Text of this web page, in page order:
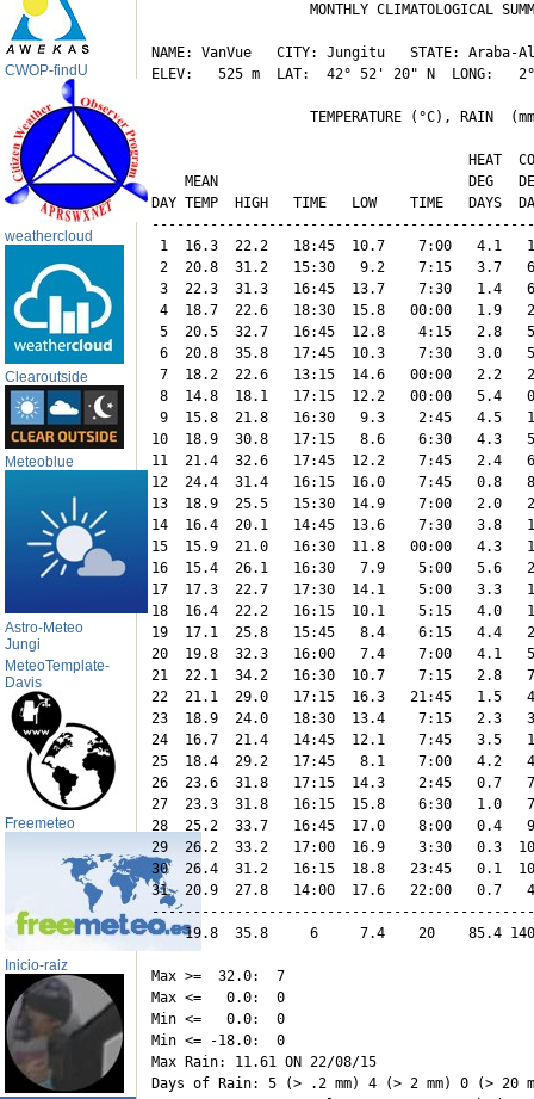
CWOP-findU
weathercloud
Clearoutside
Meteoblue
Astro-Meteo
Jungi
MeteoTemplate-
Davis
Freemeteo
Inicio-raiz
MONTHLY CLIMATOLOGICAL
NAME: VanVue   CITY: Jungitu   STATE: Araba-
ELEV:   525 m  LAT:  42° 52' 20" N  LONG:
TEMPERATURE (°C), RAIN
HEAT
MEAN                              DEG
DAY TEMP  HIGH   TIME   LOW    TIME   DAYS
1  16.3  22.2   18:45  10.7    7:00   4.1
2  20.8  31.2   15:30   9.2    7:15   3.7
3  22.3  31.3   16:45  13.7    7:30   1.4
4  18.7  22.6   18:30  15.8   00:00   1.9
5  20.5  32.7   16:45  12.8    4:15   2.8
6  20.8  35.8   17:45  10.3    7:30   3.0
7  18.2  22.6   13:15  14.6   00:00   2.2
8  14.8  18.1   17:15  12.2   00:00   5.4
9  15.8  21.8   16:30   9.3    2:45   4.5
10  18.9  30.8   17:15   8.6    6:30   4.3
11  21.4  32.6   17:45  12.2    7:45   2.4
12  24.4  31.4   16:15  16.0    7:45   0.8
13  18.9  25.5   15:30  14.9    7:00   2.0
14  16.4  20.1   14:45  13.6    7:30   3.8
15  15.9  21.0   16:30  11.8   00:00   4.3
16  15.4  26.1   16:30   7.9    5:00   5.6
17  17.3  22.7   17:30  14.1    5:00   3.3
18  16.4  22.2   16:15  10.1    5:15   4.0
19  17.1  25.8   15:45   8.4    6:15   4.4
20  19.8  32.3   16:00   7.4    7:00   4.1
21  22.1  34.2   16:30  10.7    7:15   2.8
22  21.1  29.0   17:15  16.3   21:45   1.5
23  18.9  24.0   18:30  13.4    7:15   2.3
24  16.7  21.4   14:45  12.1    7:45   3.5
25  18.4  29.2   17:45   8.1    7:00   4.2
26  23.6  31.8   17:15  14.3    2:45   0.7
27  23.3  31.8   16:15  15.8    6:30   1.0
28  25.2  33.7   16:45  17.0    8:00   0.4
29  26.2  33.2   17:00  16.9    3:30   0.3
30  26.4  31.2   16:15  18.8   23:45   0.1
31  20.9  27.8   14:00  17.6   22:00   0.7
19.8  35.8     6     7.4    20    85.4
Max >=  32.0:  7
Max <=   0.0:  0
Min <=   0.0:  0
Min <= -18.0:  0
Max Rain: 11.61 ON 22/08/15
Days of Rain: 5 (> .2 mm) 4 (> 2 mm) 0 (> 20